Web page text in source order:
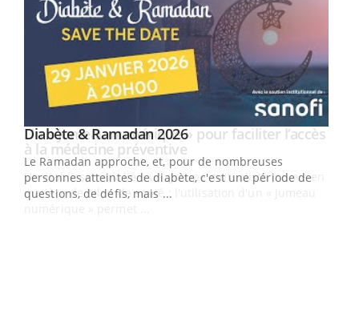
Youtube
Diabète & Ramadan 2026Youtube
Le Ramadan approche, et, pour de nombreuses
personnes atteintes de diabète, c'est une période de
questions, de défis, mais ...
Youtube
Un « jumeau numérique » pour faciliter l’accès
à la médecine préventiveYoutube
Un établissement lié à un groupe mutualiste innove en
matière de bilan de santé : l'utilisation d'un « jumeau